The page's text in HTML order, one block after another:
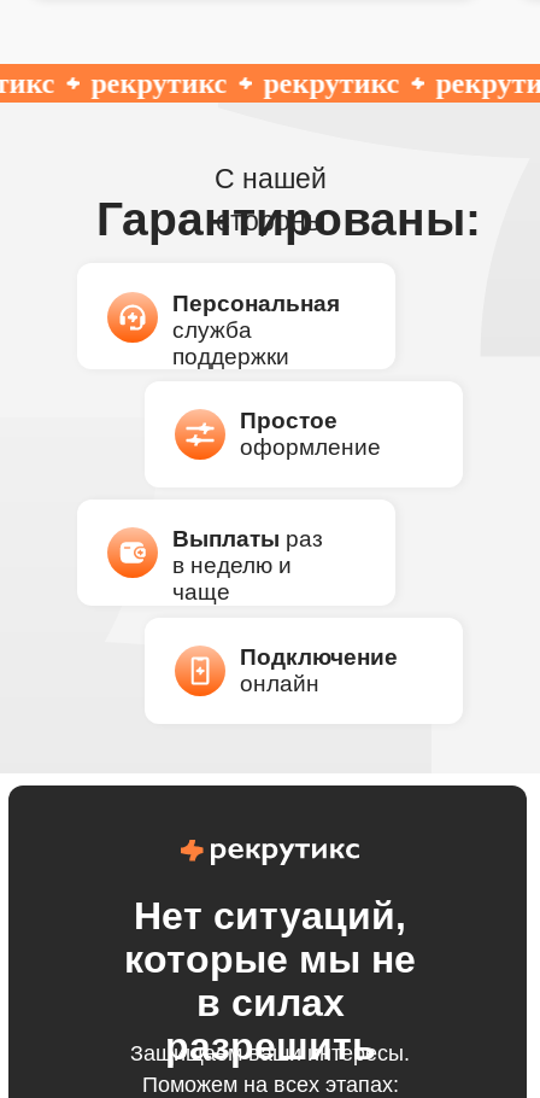
рекрутикс рекрутикс
Гарантированы:
С нашей
стороны
Персональная
служба
поддержки
Простое
оформление
Выплаты раз
в неделю и
чаще
Подключение
онлайн
Нет ситуаций,
которые мы не
в силах
разрешить
Защищаем ваши интересы.
Поможем на всех этапах: